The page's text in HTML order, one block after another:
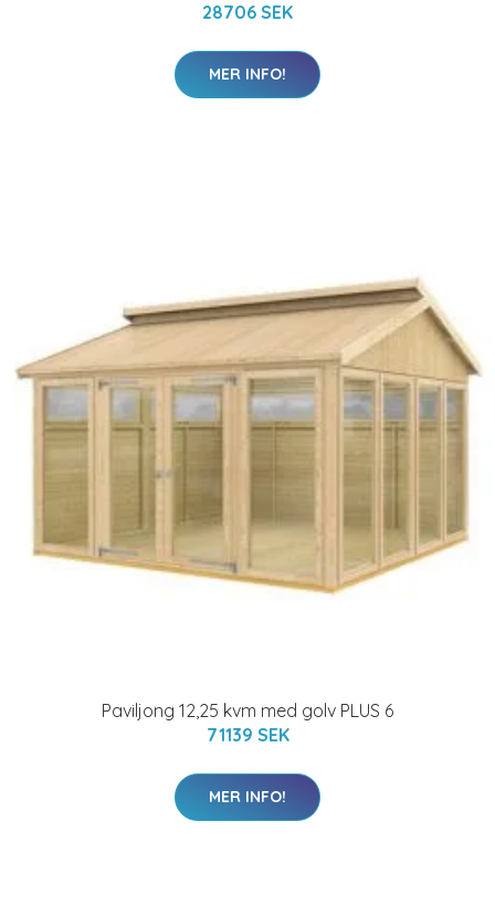
28706 SEK
MER INFO!
Paviljong 12,25 kvm med golv PLUS 6
71139 SEK
MER INFO!